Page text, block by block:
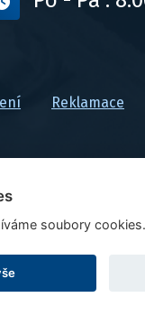
Reklamace
Ceny jsou uvedeny
Upravit nastavení
soubory cookies.